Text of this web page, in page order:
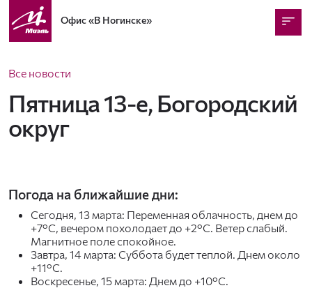
Офис«В Ногинске»
Все новости
Пятница 13-е, Богородский
округ
Погода на ближайшие дни:
Сегодня, 13 марта: Переменная облачность, днем до
+7°C, вечером похолодает до +2°C. Ветер слабый.
Магнитное поле спокойное.
Завтра, 14 марта: Суббота будет теплой. Днем около
+11°C.
Воскресенье, 15 марта: Днем до +10°C.